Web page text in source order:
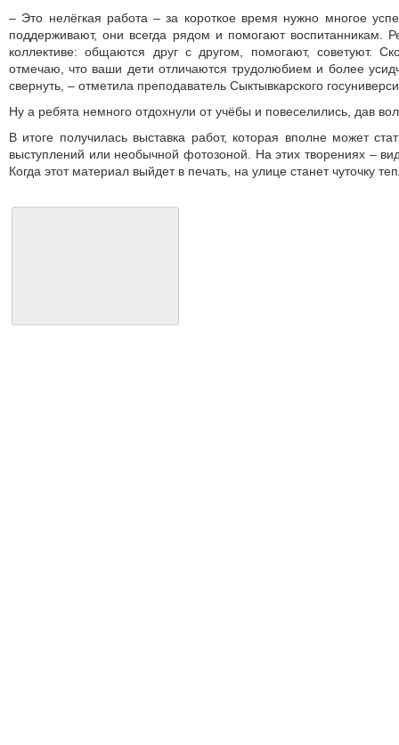
– Это нелёгкая работа – за короткое время нужно многое
поддерживают, они всегда рядом и помогают воспитанникам.
коллективе: общаются друг с другом, помогают, советуют.
отмечаю, что ваши дети отличаются трудолюбием и более
свернуть, – отметила преподаватель Сыктывкарского
Ну а ребята немного отдохнули от учёбы и повеселились, дав
В итоге получилась выставка работ, которая вполне может
выступлений или необычной фотозоной. На этих творениях –
Когда этот материал выйдет в печать, на улице станет чуточку